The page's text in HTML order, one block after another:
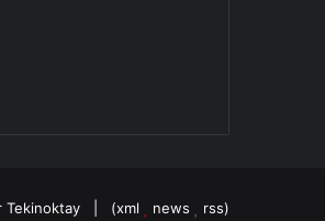
Tekinoktay | (xml news rss)